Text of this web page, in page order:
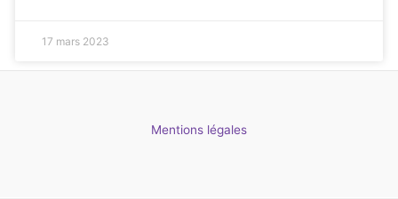
17 mars 2023
Mentions légales